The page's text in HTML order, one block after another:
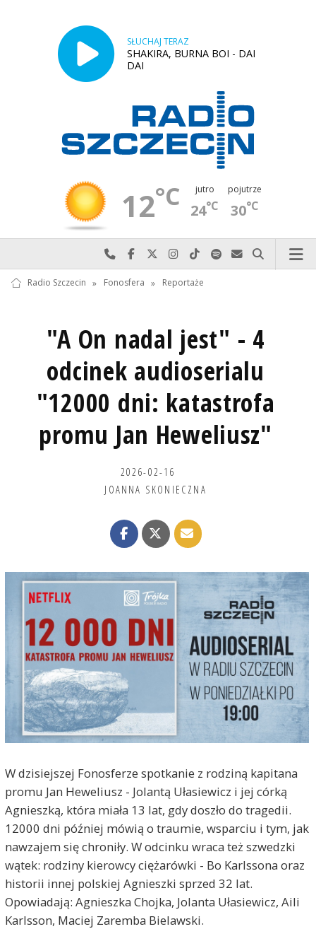
SŁUCHAJ TERAZ
SHAKIRA, BURNA BOI - DAI
DAI
12°C jutro
24°C
pojutrze
30°C
Najlepiej po prostu do nas zadzwoń
Odwiedź nas na Facebook-u
Odwiedź nas na X
Odwiedź nas na Instagram-ie
Odwiedź nas na TikTok-u
Szukaj nas na Spotify
Wyślij do nas
Szukaj
Radio Szczecin » Fonosfera » Reportaże
"A On nadal jest" - 4
odcinek audioserialu
"12000 dni: katastrofa
promu Jan Heweliusz"
2026-02-16
JOANNA SKONIECZNA
W dzisiejszej Fonosferze spotkanie z rodziną kapitana
promu Jan Heweliusz - Jolantą Ułasiewicz i jej córką
Agnieszką, która miała 13 lat, gdy doszło do tragedii.
12000 dni później mówią o traumie, wsparciu i tym, jak
nawzajem się chroniły. W odcinku wraca też szwedzki
wątek: rodziny kierowcy ciężarówki - Bo Karlssona oraz
historii innej polskiej Agnieszki sprzed 32 lat.
Opowiadają: Agnieszka Chojka, Jolanta Ułasiewicz, Aili
Karlsson, Maciej Zaremba Bielawski.